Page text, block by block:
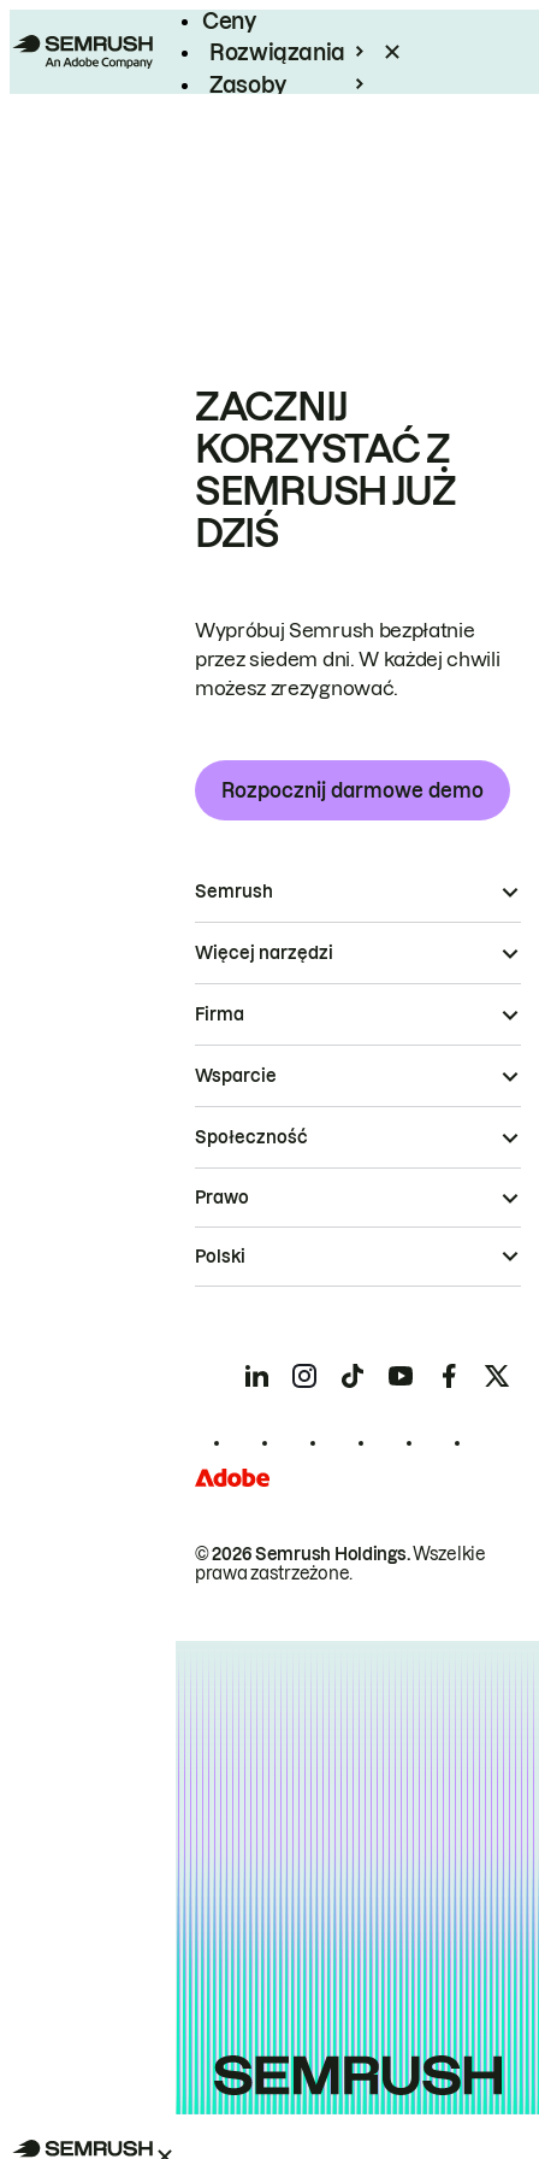
Ceny
Rozwiązania
Zasoby
ZACZNIJ
KORZYSTAĆ Z
SEMRUSH JUŻ
DZIŚ
Wypróbuj Semrush bezpłatnie
przez siedem dni. W każdej chwili
możesz zrezygnować.
Rozpocznij darmowe demo
Semrush
Więcej narzędzi
Firma
Wsparcie
Społeczność
© 2026 Semrush Holdings.Wszelkie
prawa zastrzeżone.
Prawo
Polski